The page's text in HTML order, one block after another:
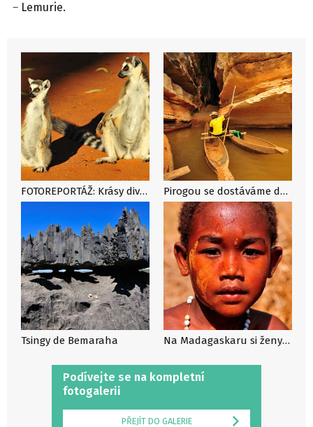
– Lemurie.
Podívejte se na kompletní
fotogalerii
PŘEJÍT DO GALERIE
FOTOREPORTÁŽ: Krásy divokého ostrova Madagaskar Pirogou se dostáváme do skrytých jeskyní Tsingy.
Tsingy de Bemaraha Na Madagaskaru si ženy a dívky rády krášlí svůj obličej speciálním krémem z kůry.